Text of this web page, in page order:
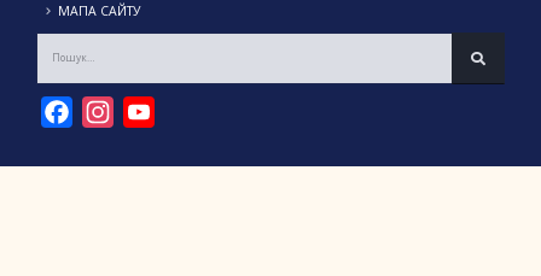
МАПА САЙТУ
FacebookInstagram